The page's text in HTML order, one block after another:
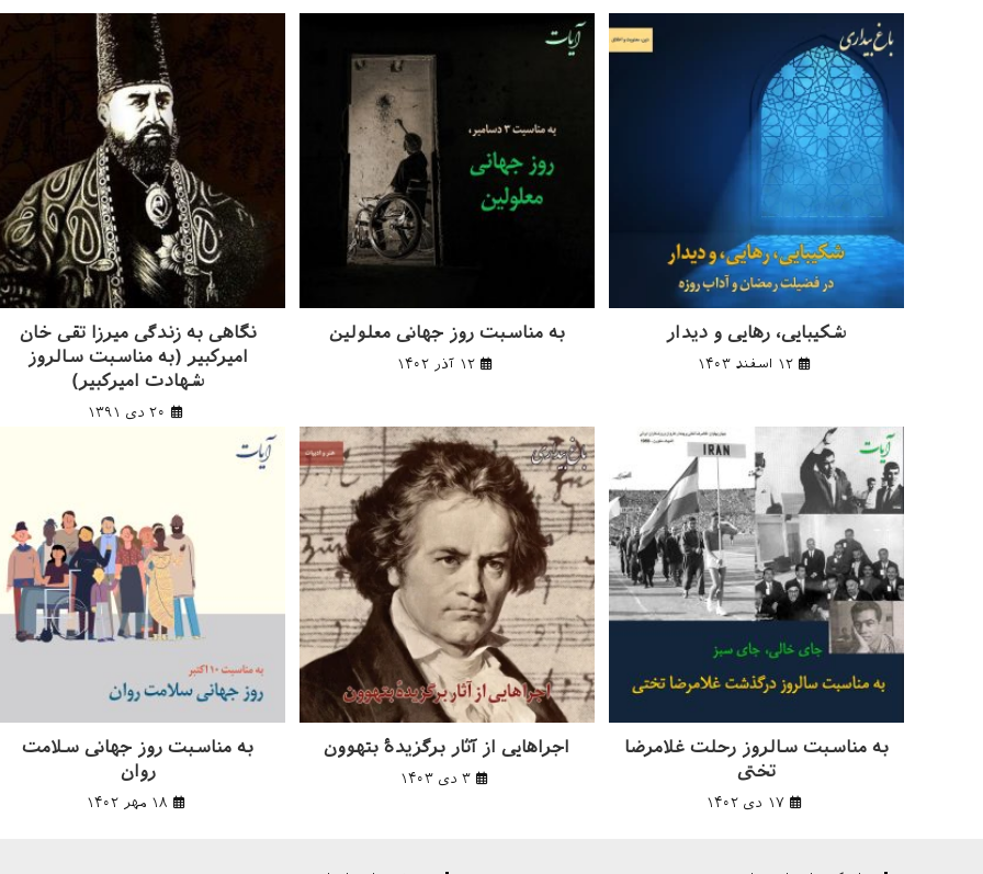
وارد
کنید
نگاهی به زندگی میرزا تقی خان
امیرکبیر (به مناسبت سالروز
شهادت امیرکبیر)
۲۰ دی ۱۳۹۱
به مناسبت روز جهانی معلولین
۱۲ آذر ۱۴۰۲
شکیبایی، رهایی و دیدار
۱۲ اسفند ۱۴۰۳
به مناسبت روز جهانی سلامت
روان
۱۸ مهر ۱۴۰۲
اجراهایی از آثار برگزیده‌ٔ بتهوون
۳ دی ۱۴۰۳
به مناسبت سالروز رحلت غلامرضا
تختی
۱۷ دی ۱۴۰۲